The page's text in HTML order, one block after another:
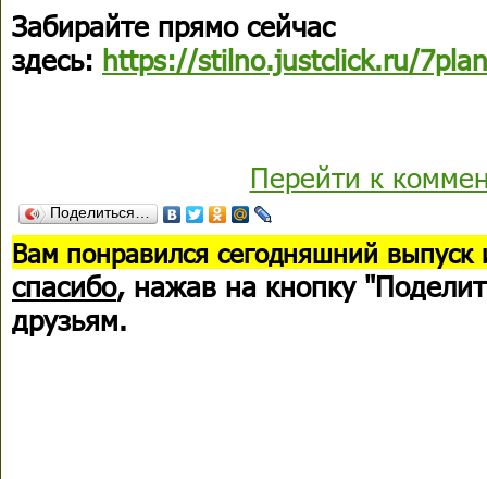
Забирайте прямо сейчас
здесь: https://stilno.justclick.ru/
Перейти к
Поделиться…
Вам понравился сегодняшний выпуск
спасибо, нажав на кнопку
друзьям.